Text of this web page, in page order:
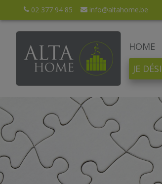
02 377 94 85 info@altahome.be
HOME
JE